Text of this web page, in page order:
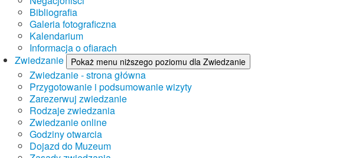
Bibliografia
Galeria fotograficzna
Kalendarium
Informacja o ofiarach
Zwiedzanie
Pokaż menu niższego poziomu dla Zwiedzanie
Zwiedzanie - strona główna
Przygotowanie i podsumowanie wizyty
Zarezerwuj zwiedzanie
Rodzaje zwiedzania
Zwiedzanie online
Godziny otwarcia
Dojazd do Muzeum